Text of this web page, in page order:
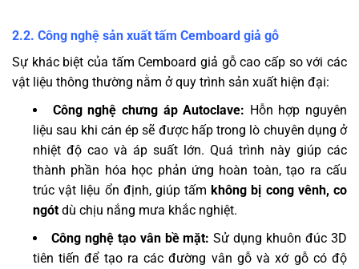
2.2. Công nghệ sản xuất tấm Cemboard giả gỗ
Sự khác biệt của tấm Cemboard giả gỗ cao cấp so với các
vật liệu thông thường nằm ở quy trình sản xuất hiện đại:
Công nghệ chưng áp Autoclave: Hỗn hợp nguyên
liệu sau khi cán ép sẽ được hấp trong lò chuyên dụng ở
nhiệt độ cao và áp suất lớn. Quá trình này giúp các
thành phần hóa học phản ứng hoàn toàn, tạo ra cấu
trúc vật liệu ổn định, giúp tấmkhông bị cong vênh, co
ngót dù chịu nắng mưa khắc nghiệt.
Công nghệ tạo vân bề mặt: Sử dụng khuôn đúc 3D
tiên tiến để tạo ra các đường vân gỗ và xớ gỗ có độ